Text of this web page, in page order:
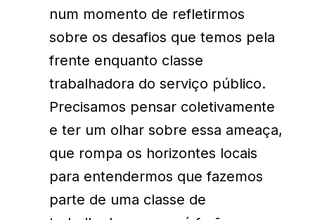
num momento de refletirmos
sobre os desafios que temos pela
frente enquanto classe
trabalhadora do serviço público.
Precisamos pensar coletivamente
e ter um olhar sobre essa ameaça,
que rompa os horizontes locais
para entendermos que fazemos
parte de uma classe de